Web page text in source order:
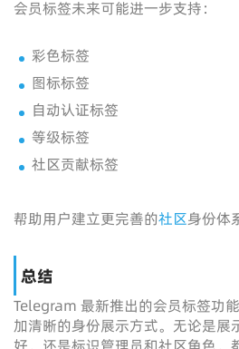
会员标签未来可能进一步支持：
彩色标签
图标标签
自动认证标签
等级标签
社区贡献标签
帮助用户建立更完善的社区身份体
总结
Telegram 最新推出的会员标签功
加清晰的身份展示方式。无论是展